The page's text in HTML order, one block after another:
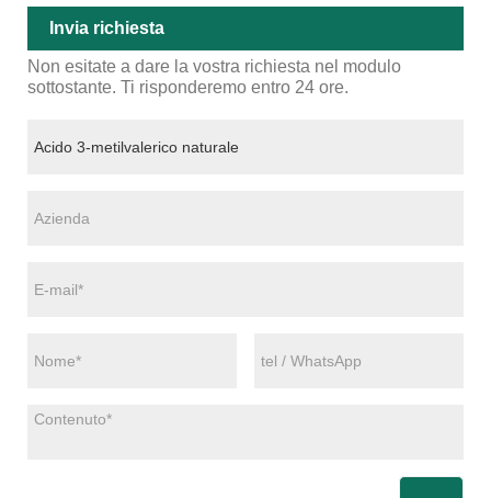
Invia richiesta
Non esitate a dare la vostra richiesta nel modulo
sottostante. Ti risponderemo entro 24 ore.